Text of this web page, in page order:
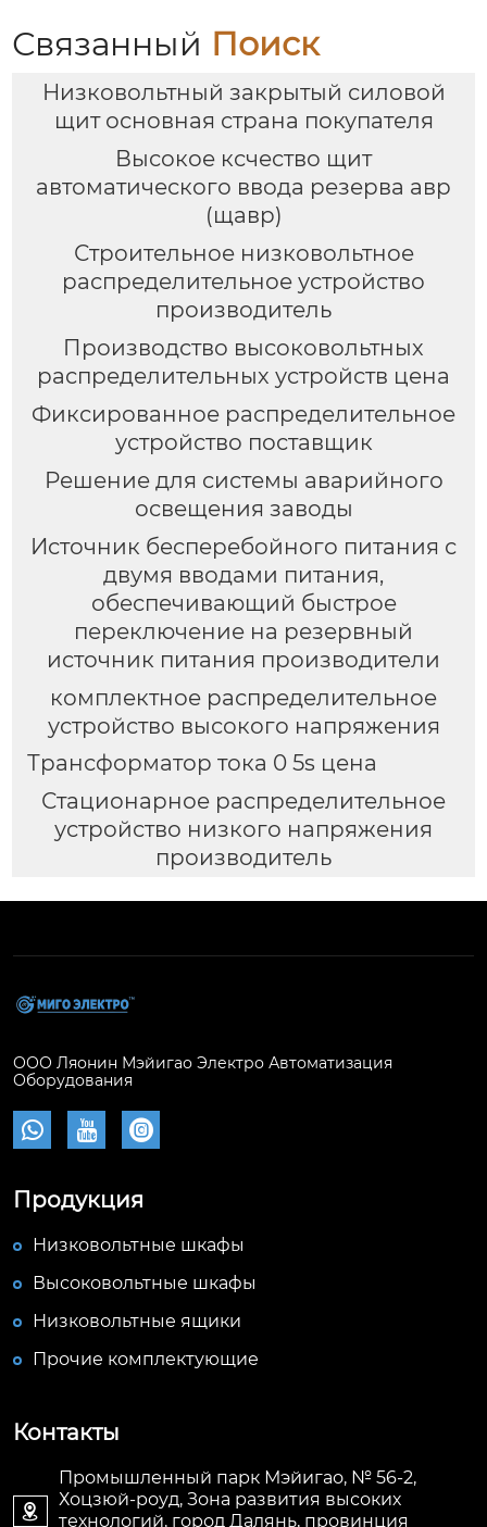
Связанный Поиск
Низковольтный закрытый силовой
щит основная страна покупателя
Высокое ксчество щит
автоматического ввода резерва авр
(щавр)
Строительное низковольтное
распределительное устройство
производитель
Производство высоковольтных
распределительных устройств цена
Фиксированное распределительное
устройство поставщик
Решение для системы аварийного
освещения заводы
Источник бесперебойного питания с
двумя вводами питания,
обеспечивающий быстрое
переключение на резервный
источник питания производители
комплектное распределительное
устройство высокого напряжения
Трансформатор тока 0 5s цена
Стационарное распределительное
устройство низкого напряжения
производитель
ООО Ляонин Мэйигао Электро Автоматизация
Оборудования
  
Продукция
Низковольтные шкафы
Высоковольтные шкафы
Низковольтные ящики
Прочие комплектующие
Контакты

Промышленный парк Мэйигао, № 56-2,
Хоцзюй-роуд, Зона развития высоких
технологий, город Далянь, провинция